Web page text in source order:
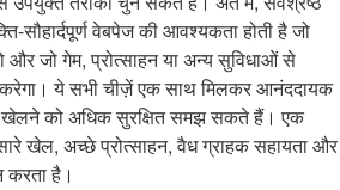
सौहार्दपूर्ण वेबपेज की आवश्यकता होती है जो
जो गेम, प्रोत्साहन या अन्य सुविधाओं से
ये सभी चीज़ें एक साथ मिलकर आनंददायक
खेलने को अधिक सुरक्षित समझ सकते हैं। एक
खेल, अच्छे प्रोत्साहन, वैध ग्राहक सहायता और
करता है।